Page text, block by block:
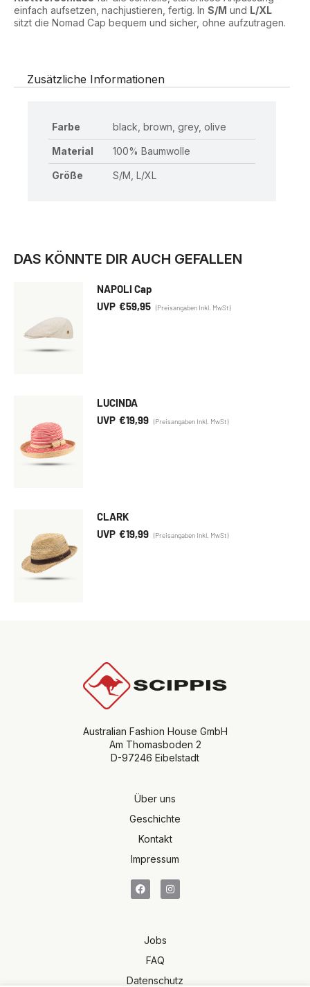
einfach aufsetzen, nachjustieren, fertig. In S/M und L/XL
sitzt die Nomad Cap bequem und sicher, ohne aufzutragen.
Zusätzliche Informationen
Farbe black, brown, grey, olive
Material 100% Baumwolle
Größe S/M, L/XL
DAS KÖNNTE DIR AUCH GEFALLEN
NAPOLI Cap
€59,95
LUCINDA
€19,99
CLARK
€19,99
Australian Fashion House GmbH
Am Thomasboden 2
D-97246 Eibelstadt
Über uns
Geschichte
Kontakt
Impressum
Jobs
FAQ
Datenschutz